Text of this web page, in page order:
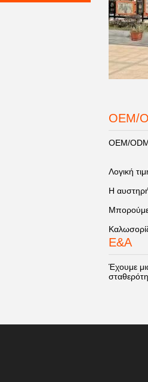
OEM/
OEM/
Λογική
Η
Μπορούμε
Ε&Α
Έχουμε